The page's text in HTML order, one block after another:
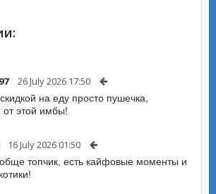
26 July 2026 17:50
на еду просто пушечка,
этой имбы!
16 July 2026 01:50
топчик, есть кайфовые моменты и